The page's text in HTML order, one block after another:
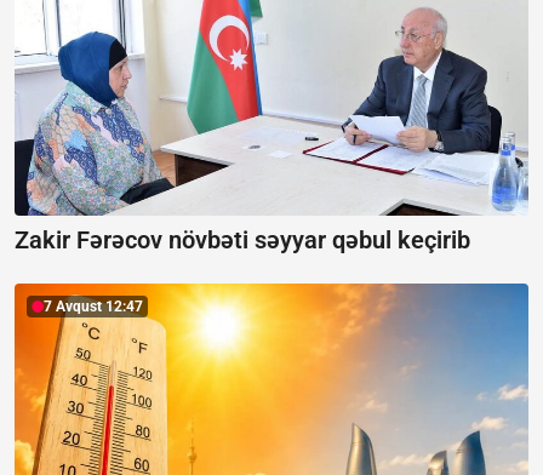
Zakir Fərəcov növbəti səyyar qəbul keçirib
7 Avqust 12:47